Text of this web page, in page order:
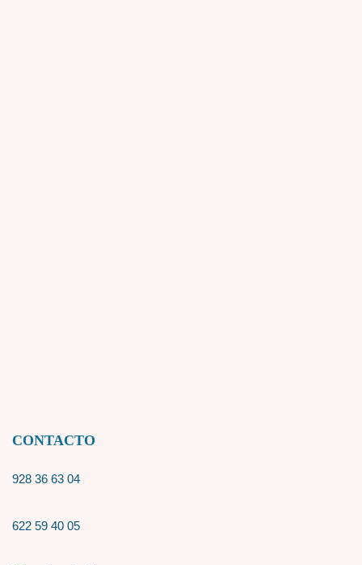
CONTACTO
928 36 63 04
622 59 40 05